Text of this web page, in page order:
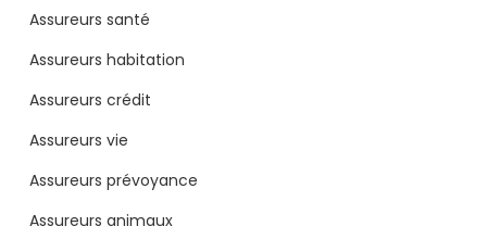
Assureurs santé
Assureurs habitation
Assureurs crédit
Assureurs vie
Assureurs prévoyance
Assureurs animaux